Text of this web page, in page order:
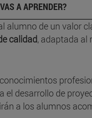
A APRENDER?
alumno de un valor
calidad, adaptada al
desarrollo de
a los alumnos